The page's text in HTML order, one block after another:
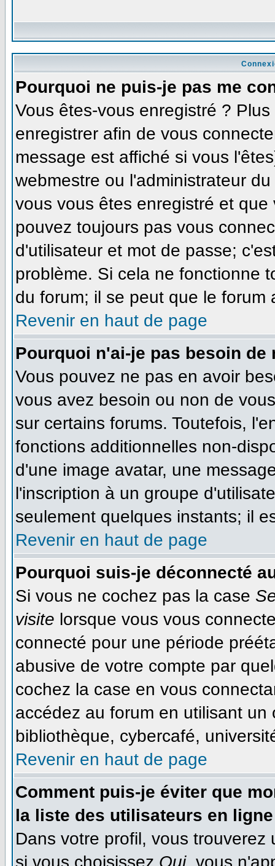
Pourquoi ne puis-je pas me
Vous êtes-vous enregistré ?
enregistrer afin de vous
message est affiché si vous
webmestre ou l'administrateur
vous vous êtes enregistré et
pouvez toujours pas vous
d'utilisateur et mot de passe;
problème. Si cela ne fonctionne
du forum; il se peut que le forum
Revenir en haut de page
Pourquoi n'ai-je pas besoin de
Vous pouvez ne pas en avoir
vous avez besoin ou non de
sur certains forums. Toutefois,
fonctions additionnelles non-
d'une image avatar, une
l'inscription à un groupe
seulement quelques instants; il
Revenir en haut de page
Pourquoi suis-je déconnecté
Si vous ne cochez pas la case
visite lorsque vous vous
connecté pour une période
abusive de votre compte par
cochez la case en vous
accédez au forum en utilisant
bibliothèque, cybercafé,
Revenir en haut de page
Comment puis-je éviter que
la liste des utilisateurs en
Dans votre profil, vous
si vous choisissez Oui, vous